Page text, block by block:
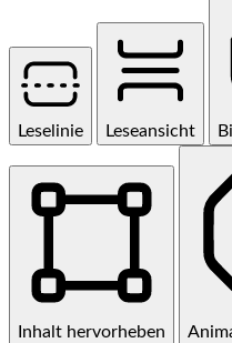
Leselinie Leseansicht
Inhalt hervorheben